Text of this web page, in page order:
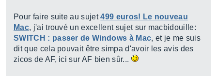
Pour faire suite au sujet499 euros! Le nouveau
Mac, j'ai trouvé un excellent sujet sur macbidouille:
SWITCH : passer de Windows à Mac, et je me suis
dit que cela pouvait être simpa d'avoir les avis des
zicos de AF, ici sur AF bien sûr...